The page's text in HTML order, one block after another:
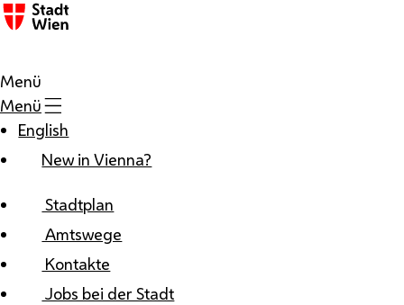
Zum Inhalt
Menü
Menü
English
New in Vienna?
Stadtplan
Amtswege
Kontakte
Jobs bei der Stadt